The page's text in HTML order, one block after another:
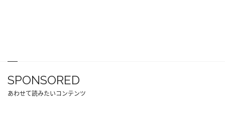
SPONSORED
あわせて読みたいコンテンツ